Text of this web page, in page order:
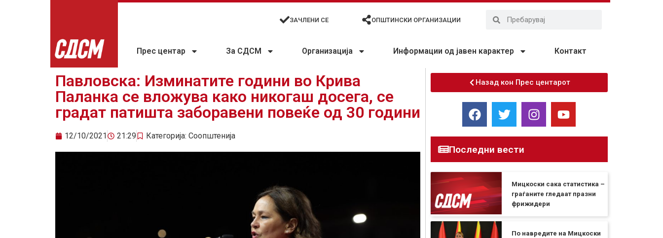
ЗАЧЛЕНИ СЕ ОПШТИНСКИ ОРГАНИЗАЦИИ
Прес центар За СДСМ Организација Информации од јавен карактер Контакт
Павловска: Изминатите години во Крива
Паланка се вложува како никогаш досега, се
градат патишта заборавени повеќе од 30 години
12/10/2021 21:29 Категорија: Соопштенија
Назад кон Прес центарот
Последни вести
Мицкоски сака статистика –
граѓаните гледаат празни
фрижидери
По навредите на Мицкоски